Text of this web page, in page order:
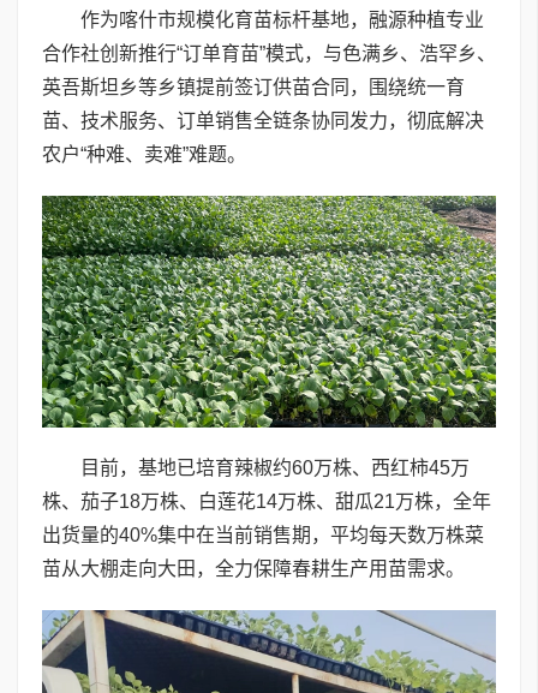
作为喀什市规模化育苗标杆基地，融源种植专业
合作社创新推行“订单育苗”模式，与色满乡、浩罕乡、
英吾斯坦乡等乡镇提前签订供苗合同，围绕统一育
苗、技术服务、订单销售全链条协同发力，彻底解决
农户“种难、卖难”难题。
目前，基地已培育辣椒约60万株、西红柿45万
株、茄子18万株、白莲花14万株、甜瓜21万株，全年
出货量的40%集中在当前销售期，平均每天数万株菜
苗从大棚走向大田，全力保障春耕生产用苗需求。